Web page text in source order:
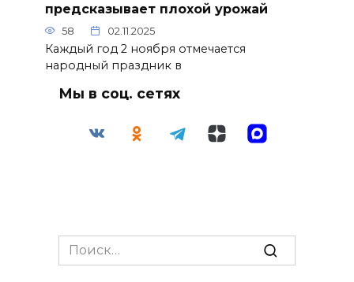
предсказывает плохой урожай
58 02.11.2025
Каждый год 2 ноября отмечается
народный праздник в
Мы в соц. сетях
Search
for: